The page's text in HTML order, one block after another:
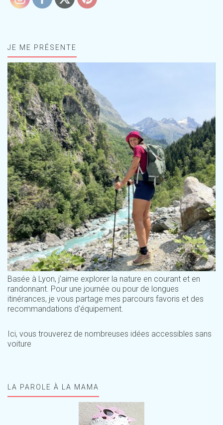
JE ME PRÉSENTE
Basée à Lyon, j'aime explorer la nature en courant et en
randonnant. Pour une journée ou pour de longues
itinérances, je vous partage mes parcours favoris et des
recommandations d'équipement.
Ici, vous trouverez de nombreuses idées accessibles sans
voiture
LA PAROLE À LA MAMA